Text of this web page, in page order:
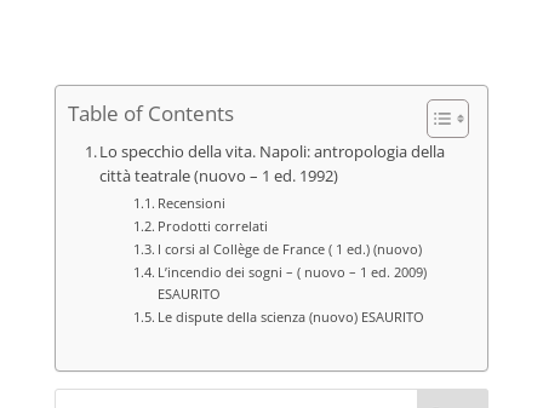
Table of Contents
Lo specchio della vita. Napoli: antropologia della
città teatrale (nuovo – 1 ed. 1992)
Recensioni
Prodotti correlati
I corsi al Collège de France ( 1 ed.) (nuovo)
L’incendio dei sogni – ( nuovo – 1 ed. 2009)
ESAURITO
Le dispute della scienza (nuovo) ESAURITO